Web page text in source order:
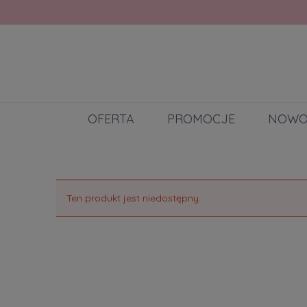
OFERTA PROMOCJE
Ten produkt jest niedostępny.